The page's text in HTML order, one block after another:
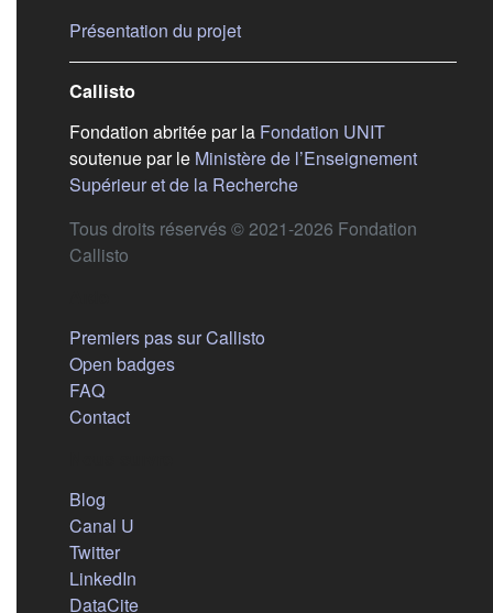
Présentation du projet(s'ouvre dans un nouvel onglet)
Callisto
Fondation abritée par la Fondation UNIT(s'ouvre
soutenue par le Ministère de l’Enseignement
Supérieur et de la Recherche(s'ouvre dans un nouvel
Tous droits réservés © 2021-2026 Fondation
Callisto
Premiers pas sur Callisto
Open badges
FAQ
Contact
Blog
Canal U
Twitter(s'ouvre dans un nouvel onglet)
LinkedIn
DataCite(s'ouvre dans un nouvel onglet)